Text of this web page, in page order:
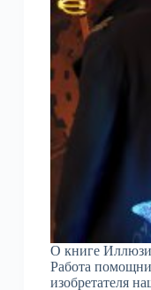
О книге
Работа
изобретателя